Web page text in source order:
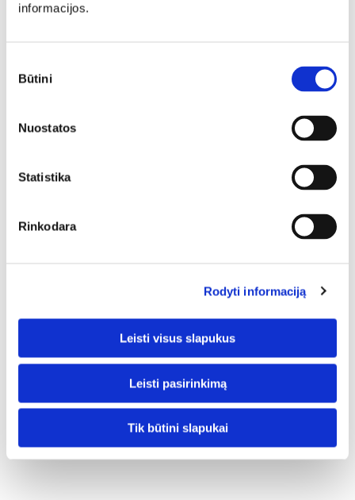
informacijos.
pasirinkimas
Būtini
Nuostatos
Statistika
Rinkodara
Rodyti informaciją
Leisti visus slapukus
Leisti pasirinkimą
Tik būtini slapukai
Vidaus durys VERANO
205,00 €
• Sidabriniai 2 dalių horizontaliai reguliuojami vyriai užlaidinėje varčioje,
lygiabriaunėje varčioje paslėpti vyriai (už papildomą kainą )
PAPILDOMA PRIEMOKA:
• Standartinė arba reguliuojama stakta
• Apvadai 5 vnt.
• Stiklas juodas, bronza, grafitas arba skaidrus, kurio storis 4 mm